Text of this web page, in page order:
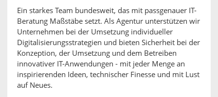
Ein starkes Team bundesweit, das mit passgenauer IT-
Beratung Maßstäbe setzt. Als Agentur unterstützen wir
Unternehmen bei der Umsetzung individueller
Digitalisierungsstrategien und bieten Sicherheit bei der
Konzeption, der Umsetzung und dem Betreiben
innovativer IT-Anwendungen - mit jeder Menge an
inspirierenden Ideen, technischer Finesse und mit Lust
auf Neues.